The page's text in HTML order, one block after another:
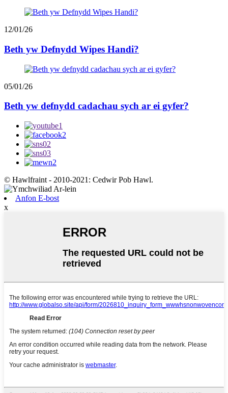
12/01/26
Beth yw Defnydd Wipes Handi?
05/01/26
Beth yw defnydd cadachau sych ar ei gyfer?
© Hawlfraint - 2010-2021: Cedwir Pob Hawl.
Anfon E-bost
x